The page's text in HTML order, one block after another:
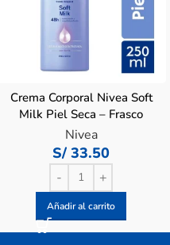
Crema Corporal Nivea Soft
Milk Piel Seca – Frasco
250 ML
Nivea
S/ 33.50
Añadir al carrito